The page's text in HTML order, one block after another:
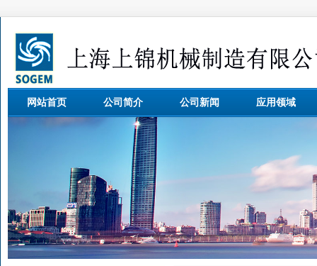
网站首页 公司简介 公司新闻 应用领域